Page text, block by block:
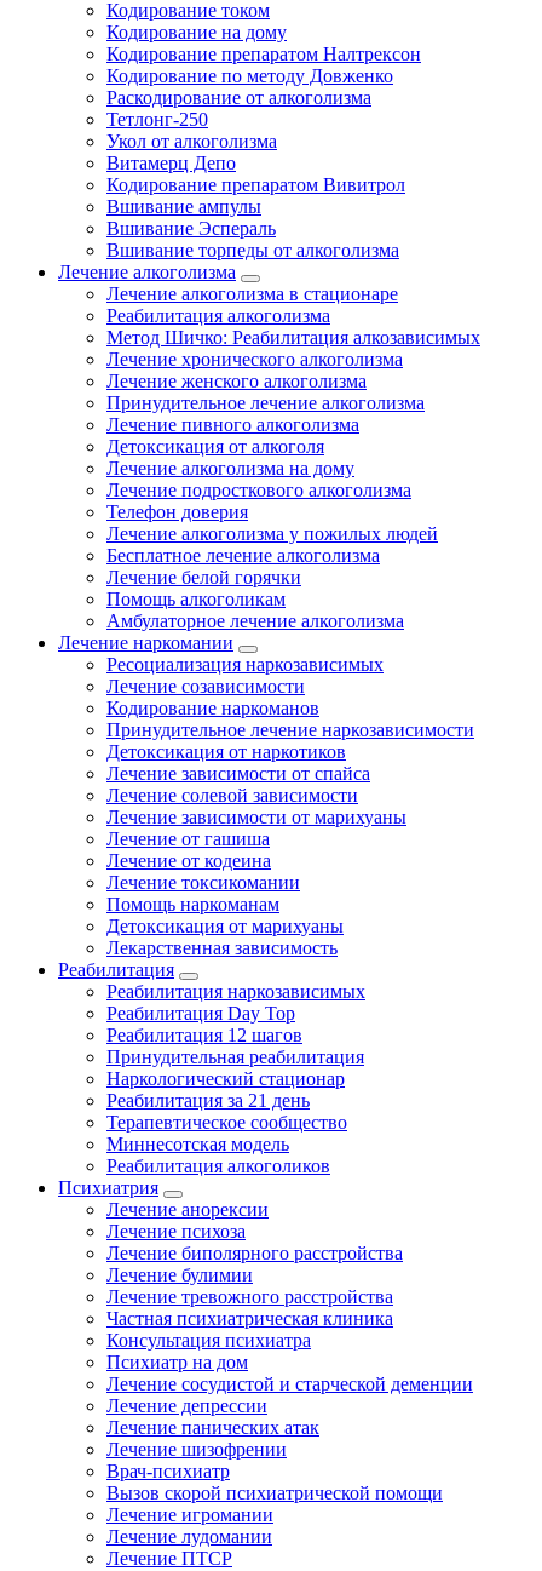
Кодирование током
Кодирование на дому
Кодирование препаратом Налтрексон
Кодирование по методу Довженко
Раскодирование от алкоголизма
Тетлонг-250
Укол от алкоголизма
Витамерц Депо
Кодирование препаратом Вивитрол
Вшивание ампулы
Вшивание Эспераль
Вшивание торпеды от алкоголизма
Лечение алкоголизма
Лечение алкоголизма в стационаре
Реабилитация алкоголизма
Метод Шичко: Реабилитация алкозависимых
Лечение хронического алкоголизма
Лечение женского алкоголизма
Принудительное лечение алкоголизма
Лечение пивного алкоголизма
Детоксикация от алкоголя
Лечение алкоголизма на дому
Лечение подросткового алкоголизма
Телефон доверия
Лечение алкоголизма у пожилых людей
Бесплатное лечение алкоголизма
Лечение белой горячки
Помощь алкоголикам
Амбулаторное лечение алкоголизма
Лечение наркомании
Ресоциализация наркозависимых
Лечение созависимости
Кодирование наркоманов
Принудительное лечение наркозависимости
Детоксикация от наркотиков
Лечение зависимости от спайса
Лечение солевой зависимости
Лечение зависимости от марихуаны
Лечение от гашиша
Лечение от кодеина
Лечение токсикомании
Помощь наркоманам
Детоксикация от марихуаны
Лекарственная зависимость
Реабилитация
Реабилитация наркозависимых
Реабилитация Day Top
Реабилитация 12 шагов
Принудительная реабилитация
Наркологический стационар
Реабилитация за 21 день
Терапевтическое сообщество
Миннесотская модель
Реабилитация алкоголиков
Психиатрия
Лечение анорексии
Лечение психоза
Лечение биполярного расстройства
Лечение булимии
Лечение тревожного расстройства
Частная психиатрическая клиника
Консультация психиатра
Психиатр на дом
Лечение сосудистой и старческой деменции
Лечение депрессии
Лечение панических атак
Лечение шизофрении
Врач-психиатр
Вызов скорой психиатрической помощи
Лечение игромании
Лечение лудомании
Лечение ПТСР